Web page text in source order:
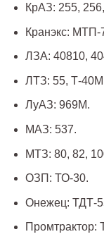
КрАЗ: 255,
Кранэкс: МТП-
ЛЗА: 40810,
ЛТЗ: 55, Т-
ЛуАЗ: 969М.
МАЗ: 537.
МТЗ: 80, 82,
ОЗП: ТО-30.
Онежец: ТДТ-
Промтрактор: